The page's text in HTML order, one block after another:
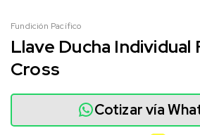
Fundición Pacífico
Llave Ducha Individual
Cross
Cotizar vía